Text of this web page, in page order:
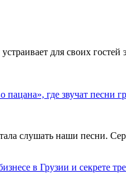
для своих
где звучат песни
слушать наши песни.
в Грузии и секрете